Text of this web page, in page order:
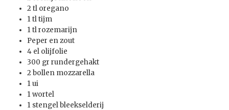
2 tl oregano
1tltijm
1tlrozemarijn
Peper en zout
4 el olijfolie
300 gr rundergehakt
2 bollen mozzarella
1ui
1wortel
1 stengel bleekselderij